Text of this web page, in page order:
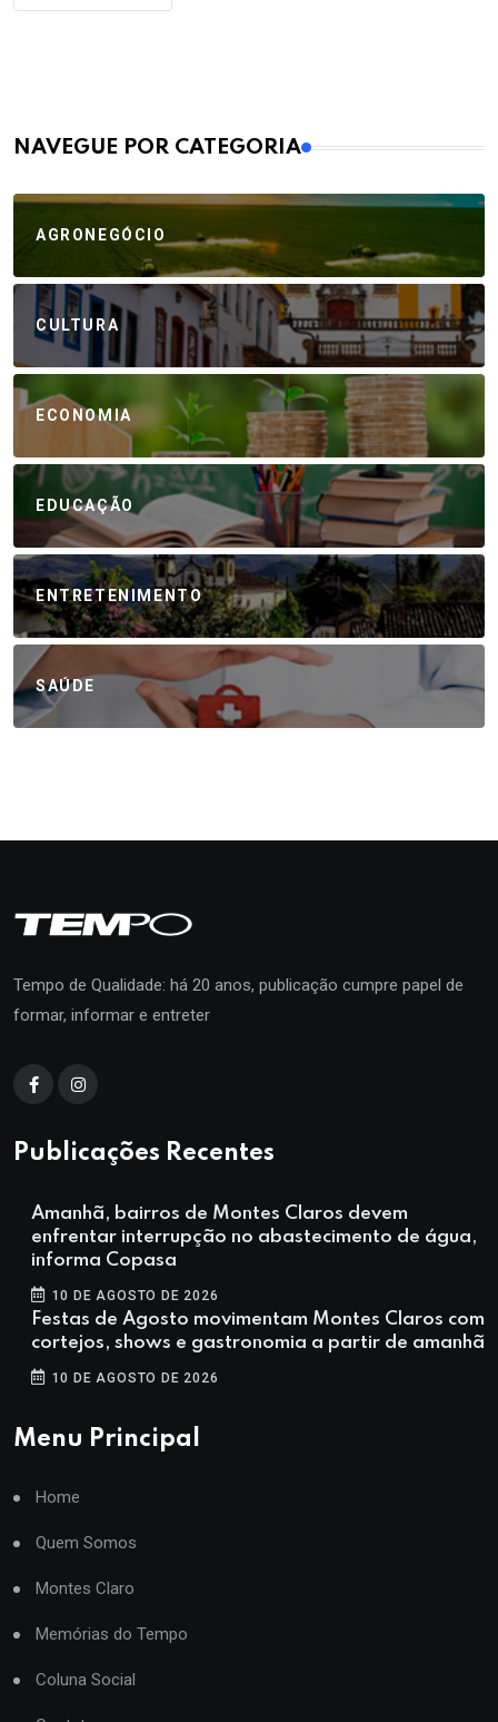
MAIS VISTOS
NAVEGUE POR CATEGORIA
AGRONEGÓCIO
CULTURA
ECONOMIA
EDUCAÇÃO
ENTRETENIMENTO
SAÚDE
Tempo de Qualidade: há 20 anos, publicação cumpre papel de
formar, informar e entreter
Publicações Recentes
Amanhã, bairros de Montes Claros devem
enfrentar interrupção no abastecimento de água,
informa Copasa
10 DE AGOSTO DE 2026
Festas de Agosto movimentam Montes Claros com
cortejos, shows e gastronomia a partir de amanhã
10 DE AGOSTO DE 2026
Menu Principal
Home
Quem Somos
Montes Claro
Memórias do Tempo
Coluna Social